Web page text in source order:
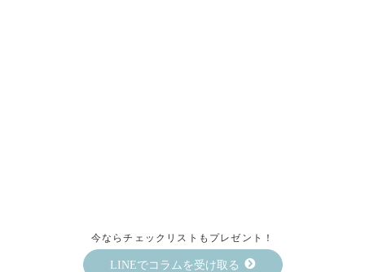
今ならチェックリストもプレゼント！
LINEでコラムを受け取る